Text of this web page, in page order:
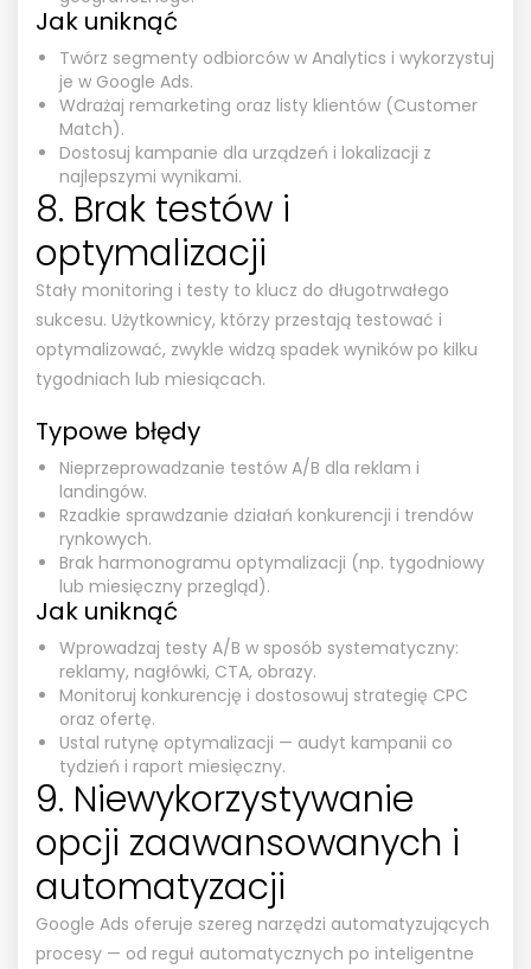
Jak uniknąć
Twórz segmenty odbiorców w Analytics i wykorzystuj
je w Google Ads.
Wdrażaj remarketing oraz listy klientów (Customer
Match).
Dostosuj kampanie dla urządzeń i lokalizacji z
najlepszymi wynikami.
8. Brak testów i
optymalizacji
Stały monitoring i testy to klucz do długotrwałego
sukcesu. Użytkownicy, którzy przestają testować i
optymalizować, zwykle widzą spadek wyników po kilku
tygodniach lub miesiącach.
Typowe błędy
Nieprzeprowadzanie testów A/B dla reklam i
landingów.
Rzadkie sprawdzanie działań konkurencji i trendów
rynkowych.
Brak harmonogramu optymalizacji (np. tygodniowy
lub miesięczny przegląd).
Jak uniknąć
Wprowadzaj testy A/B w sposób systematyczny:
reklamy, nagłówki, CTA, obrazy.
Monitoruj konkurencję i dostosowuj strategię CPC
oraz ofertę.
Ustal rutynę optymalizacji — audyt kampanii co
tydzień i raport miesięczny.
9. Niewykorzystywanie
opcji zaawansowanych i
automatyzacji
Google Ads oferuje szereg narzędzi automatyzujących
procesy — od reguł automatycznych po inteligentne